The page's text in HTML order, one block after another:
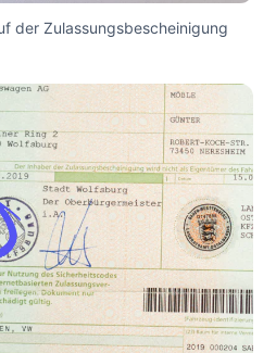
der Zulassungsbescheinigung